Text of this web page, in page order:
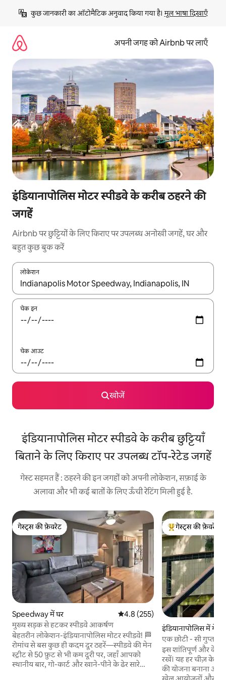
छोड़कर
कॉन्टेंट
कुछ जानकारी का ऑटोमैटिक अनुवाद किया गया है। मूल भाषा दिखाएँ
अपनी जगह को Airbnb पर लाएँ
इंडियानापोलिस मोटर स्पीडवे के करीब ठहरने की
जगहें
Airbnb पर छुट्टियों के लिए किराए पर उपलब्ध अनोखी जगहें, घर और
बहुत कुछ बुक करें
लोकेशन
नतीजों के उपलब्ध होने पर, अप और डाउन 'ऐरो की' का इस्तेमाल करके नेविगेट
चेक इन
चेक आउट
खोजें
इंडियानापोलिस मोटर स्पीडवे के करीब छुट्टियाँ
बिताने के लिए किराए पर उपलब्ध टॉप-रेटेड जगहें
गेस्ट सहमत हैं : ठहरने की इन जगहों को अपनी लोकेशन, सफ़ाई के
अलावा और भी कई बातों के लिए ऊँची रेटिंग मिली हुई है.
गेस्ट्स की फ़ेवरेट
गेस्ट्स की फ़ेवरेट
Speedway में घर औसत रेटिंग 5 में से 4.8, 255 समीक्षाएँ
4.8 (255)
मुख्य सड़क से हटकर स्पीडवे आकर्षण
बेहतरीन लोकेशन-इंडियानापोलिस मोटर स्पीडवे! 🏁
रोमांच से बस कुछ ही कदम दूर ठहरें—स्पीडवे की मेन
स्ट्रीट से 50 फ़ुट से भी कम दूरी पर, जहाँ आपको
स्थानीय बार, गो-कार्ट और खाने-पीने के ढेर सारे
गेस्ट्स का टॉप फ़ेवरेट
गेस्ट्स की फ़ेवरेट
इंडियानापोलिस में
एक छोटी - सी गुप्त
इस शांतिपूर्ण और
रखें। यह हर चीज़ के
की योजना बनाना आसान हो